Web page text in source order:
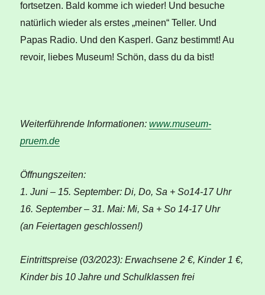
fortsetzen. Bald komme ich wieder! Und besuche
natürlich wieder als erstes „meinen“ Teller. Und
Papas Radio. Und den Kasperl. Ganz bestimmt! Au
revoir, liebes Museum! Schön, dass du da bist!
Weiterführende Informationen:www.museum-
pruem.de
Öffnungszeiten:
1. Juni – 15. September: Di, Do, Sa + So14-17 Uhr
16. September – 31. Mai: Mi, Sa + So 14-17 Uhr
(an Feiertagen geschlossen!)
Eintrittspreise (03/2023): Erwachsene 2 €, Kinder 1 €,
Kinder bis 10 Jahre und Schulklassen frei